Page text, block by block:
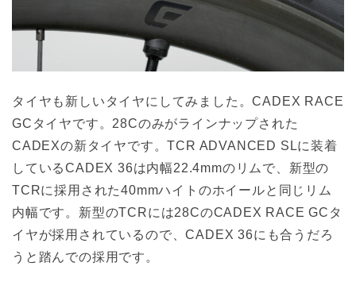
タイヤも新しいタイヤにしてみました。CADEX RACE
GCタイヤです。28Cのみがラインナップされた
CADEXの新タイヤです。TCR ADVANCED SLに装着
しているCADEX 36は内幅22.4mmのリムで、新型の
TCRに採用された40mmハイトのホイールと同じリム
内幅です。新型のTCRには28CのCADEX RACE GCタ
イヤが採用されているので、CADEX 36にも合うだろ
うと踏んでの採用です。